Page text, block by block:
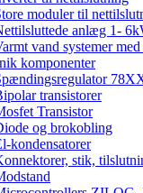
moduler til
anlæg 1-
vand systemer
komponenter
transistorer
Transistor
og brokobling
kondensatorer
stik,